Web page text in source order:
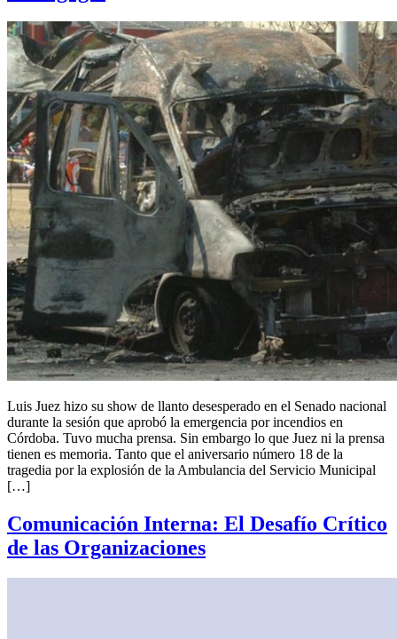
Luis Juez hizo su show de llanto desesperado en el Senado nacional
durante la sesión que aprobó la emergencia por incendios en
Córdoba. Tuvo mucha prensa. Sin embargo lo que Juez ni la prensa
tienen es memoria. Tanto que el aniversario número 18 de la
tragedia por la explosión de la Ambulancia del Servicio Municipal
[…]
Comunicación Interna: El Desafío Crítico
de las Organizaciones